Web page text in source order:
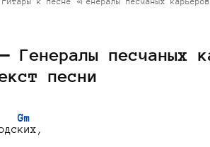
Генералы песчаных
песни